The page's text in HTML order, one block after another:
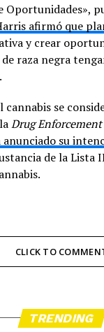
Oportunidades»,
afirmó que
y crear
raza negra
se
Drug
anunciado su
de la Lista
CLICK TO
TRENDING